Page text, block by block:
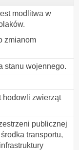
modlitwa w
zmianom
stanu wojennego.
hodowli zwierząt
publicznej
transportu,